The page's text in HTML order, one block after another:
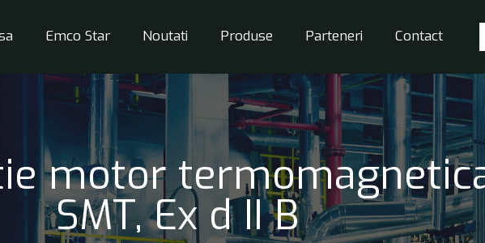
Emco Star Noutati Produse Parteneri Contact
motor termomagnetica
SMT, Ex d II B